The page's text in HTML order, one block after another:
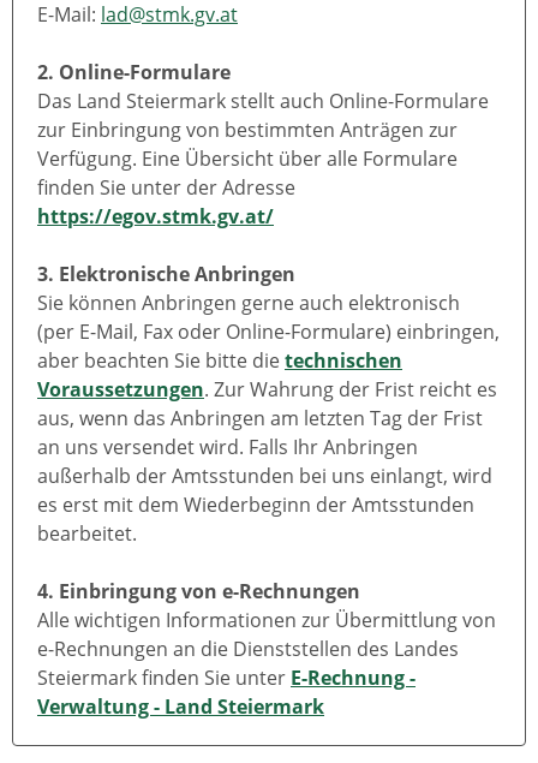
E-Mail: lad@stmk.gv.at
2. Online-Formulare
Das Land Steiermark stellt auch Online-Formulare
zur Einbringung von bestimmten Anträgen zur
Verfügung. Eine Übersicht über alle Formulare
finden Sie unter der Adresse
https://egov.stmk.gv.at/
3. Elektronische Anbringen
Sie können Anbringen gerne auch elektronisch
(per E-Mail, Fax oder Online-Formulare) einbringen,
aber beachten Sie bitte dietechnischen
Voraussetzungen. Zur Wahrung der Frist reicht es
aus, wenn das Anbringen am letzten Tag der Frist
an uns versendet wird. Falls Ihr Anbringen
außerhalb der Amtsstunden bei uns einlangt, wird
es erst mit dem Wiederbeginn der Amtsstunden
bearbeitet.
4. Einbringung von e-Rechnungen
Alle wichtigen Informationen zur Übermittlung von
e-Rechnungen an die Dienststellen des Landes
Steiermark finden Sie unter E-Rechnung -
Verwaltung - Land Steiermark